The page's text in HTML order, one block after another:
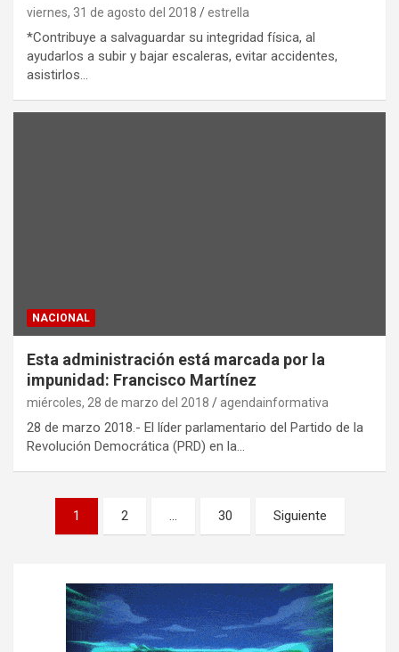
viernes, 31 de agosto del 2018 estrella
*Contribuye a salvaguardar su integridad física, al
ayudarlos a subir y bajar escaleras, evitar accidentes,
asistirlos…
NACIONAL
Esta administración está marcada por la
impunidad: Francisco Martínez
miércoles, 28 de marzo del 2018 agendainformativa
28 de marzo 2018.- El líder parlamentario del Partido de la
Revolución Democrática (PRD) en la…
1 2 … 30 Siguiente